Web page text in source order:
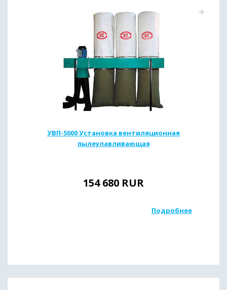
УВП-5000 Установка вентиляционная
пылеулавливающая
154 680 RUR
Подробнее